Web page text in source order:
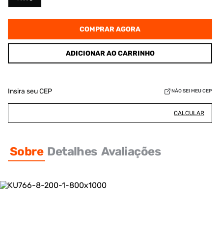
COMPRAR AGORA
ADICIONAR AO CARRINHO
Insira seu CEP NÃO SEI MEU CEP
CALCULAR
Sobre Detalhes Avaliações